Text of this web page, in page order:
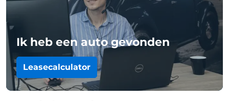
Ik heb een auto gevonden
Leasecalculator